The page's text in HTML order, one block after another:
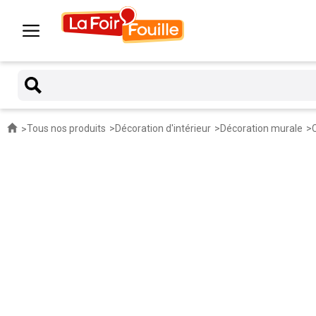
Tous nos produits Décoration d'intérieur Décoration murale